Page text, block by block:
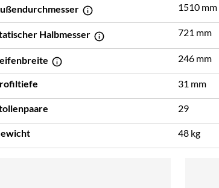
1510 mm
Halbmesser 721 mm
246 mm
31 mm
29
48 kg